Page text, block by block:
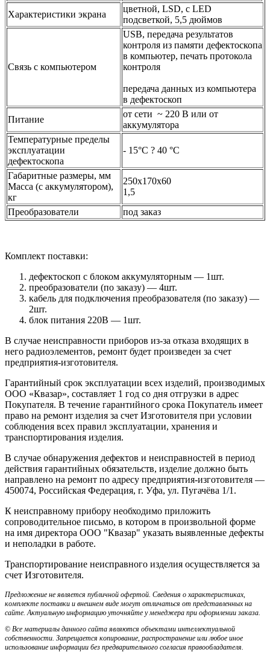
Характеристики экрана
цветной, LSD, с LED
подсветкой, 5,5 дюймов
Связь с компьютером
USB, передача результатов
контроля из памяти дефектоскопа
в компьютер, печать протокола
контроля
передача данных из компьютера
в дефектоскоп
Питание
от сети ~ 220 В или от
аккумулятора
Температурные пределы
эксплуатации
дефектоскопа
- 15°С ? 40 °С
Габаритные размеры, мм
Масса (с аккумулятором),
кг
250х170х60
1,5
Преобразователи
под заказ
Комплект поставки:
дефектоскоп с блоком аккумуляторным — 1шт.
преобразователи (по заказу) — 4шт.
кабель для подключения преобразователя (по заказу) —
2шт.
блок питания 220В — 1шт.
В случае неисправности приборов из-за отказа входящих в
него радиоэлементов, ремонт будет произведен за счет
предприятия-изготовителя.
Гарантийный срок эксплуатации всех изделий, производимых
ООО «Квазар», составляет 1 год со дня отгрузки в адрес
Покупателя. В течение гарантийного срока Покупатель имеет
право на ремонт изделия за счет Изготовителя при условии
соблюдения всех правил эксплуатации, хранения и
транспортирования изделия.
В случае обнаружения дефектов и неисправностей в период
действия гарантийных обязательств, изделие должно быть
направлено на ремонт по адресу предприятия-изготовителя —
450074, Российская Федерация, г. Уфа, ул. Пугачёва 1/1.
К неисправному прибору необходимо приложить
сопроводительное письмо, в котором в произвольной форме
на имя директора ООО "Квазар" указать выявленные дефекты
и неполадки в работе.
Транспортирование неисправного изделия осуществляется за
счет Изготовителя.
Предложение не является публичной офертой. Сведения о характеристиках,
комплекте поставки и внешнем виде могут отличаться от представленных на
сайте. Актуальную информацию уточняйте у менеджера при оформлении заказа.
© Все материалы данного сайта являются объектами интеллектуальной
собственности. Запрещается копирование, распространение или любое иное
использование информации без предварительного согласия правообладателя.